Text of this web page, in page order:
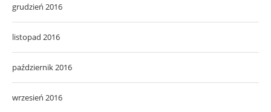
grudzień 2016
listopad 2016
październik 2016
wrzesień 2016